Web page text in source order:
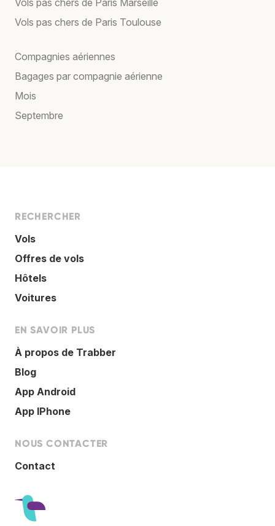
Vols pas chers de Paris Toulouse
Compagnies aériennes
Bagages par compagnie aérienne
Mois
Septembre
RECHERCHER
Vols
Offres de vols
Hôtels
Voitures
EN SAVOIR PLUS
À propos de Trabber
Blog
App Android
App IPhone
NOUS CONTACTER
Contact